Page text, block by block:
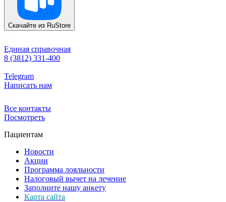
Скачайте из RuStore
Единая справочная
8 (3812) 331-400
Telegram
Написать нам
Все контакты
Посмотреть
Пациентам
Новости
Акции
Программа лояльности
Налоговый вычет на лечение
Заполните нашу анкету
Карта сайта